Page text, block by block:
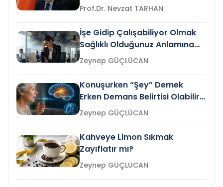
Prof.Dr. Nevzat TARHAN
İşe Gidip Çalışabiliyor Olmak
Sağlıklı Olduğunuz Anlamına
Gelir mi?Zeynep GÜÇLÜCAN
Konuşurken “Şey” Demek
Erken Demans Belirtisi Olabilir
mi?
Zeynep GÜÇLÜCAN
Kahveye Limon Sıkmak
Zayıflatır mı?
Zeynep GÜÇLÜCAN